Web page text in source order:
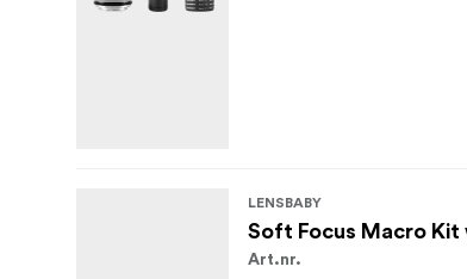
LENSBABY
Soft Focus Macro Kit
Art.nr.